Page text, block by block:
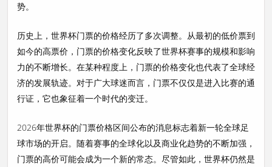
势。
历史上，世界杯门票的价格经历了多次调整。从最初的低价票到
如今的高票价，门票的价格变化反映了世界杯赛事的规模和影响
力的不断增长。在某种程度上，门票的价格变化也代表了全球经
济的发展轨迹。对于广大球迷而言，门票不仅仅是进入比赛的通
行证，它也象征着一个时代的变迁。
2026年世界杯的门票价格区间公布的消息标志着新一轮全球足
球市场的开启。随着赛事的全球化以及商业化趋势的不断加强，
门票的高价可能会成为一个新的常态。尽管如此，世界杯仍然是